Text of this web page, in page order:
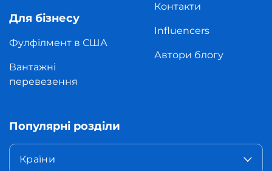
Для бізнесу
Фулфілмент в США
Вантажні
перевезення
Контакти
Influencers
Автори блогу
Популярні розділи
Країни